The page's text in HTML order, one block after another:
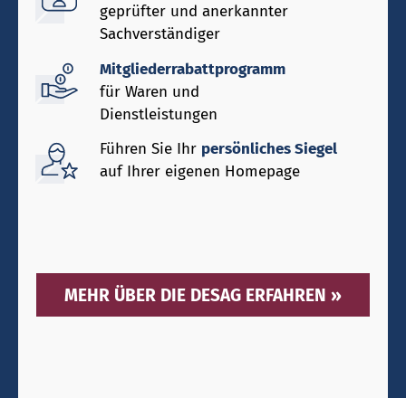
geprüfter und anerkannter
Sachverständiger
Mitgliederrabattprogramm
für Waren und
Dienstleistungen
Führen Sie Ihr persönliches Siegel
auf Ihrer eigenen Homepage
MEHR ÜBER DIE DESAG ERFAHREN »